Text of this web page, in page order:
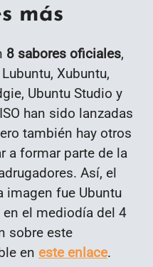
más
8 sabores oficiales,
Xubuntu,
Ubuntu Studio y
han sido lanzadas
también hay otros
a formar parte de la
Así, el
imagen fue Ubuntu
en el mediodía del 4
sobre este
en este enlace.